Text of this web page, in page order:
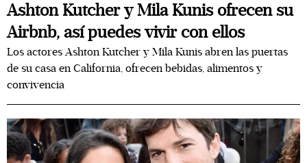
Ashton Kutcher y Mila Kunis ofrecen su
Airbnb, así puedes vivir con ellos
Los actores Ashton Kutcher y Mila Kunis abren las puertas
de su casa en California, ofrecen bebidas, alimentos y
convivencia